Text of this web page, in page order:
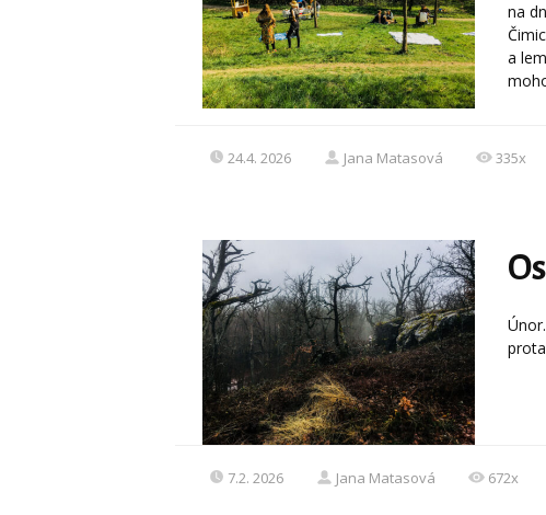
na
a
24.4. 2026 Jana Matasová 335x
7.2. 2026 Jana Matasová 672x